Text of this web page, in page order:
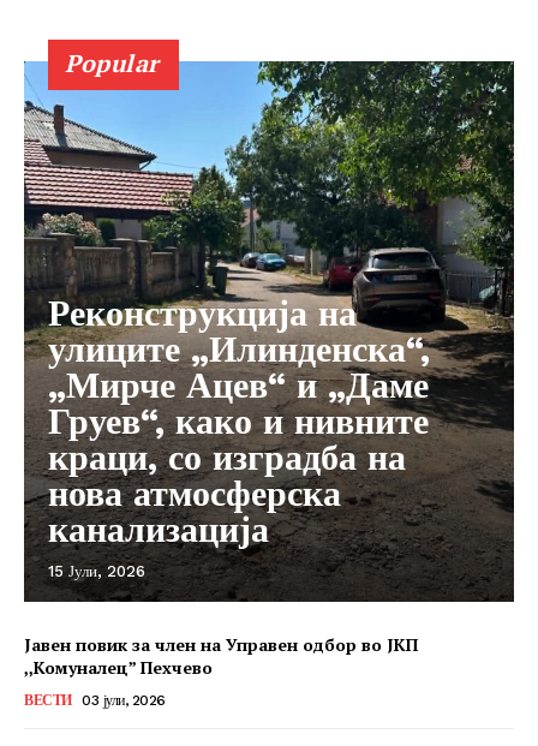
Popular
Реконструкција на
улиците „Илинденска“,
„Мирче Ацев“ и „Даме
Груев“, како и нивните
краци, со изградба на
нова атмосферска
канализација
15 Јули, 2026
Јавен повик за член на Управен одбор во ЈКП
,,Комуналец” Пехчево
ВЕСТИ 03 јули, 2026